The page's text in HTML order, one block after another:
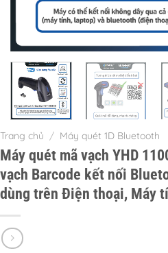
Trang chủ / Máy quét 1D Bluetooth
Máy quét mã vạch YHD
vạch Barcode kết nối
dùng trên Điện thoại, Máy